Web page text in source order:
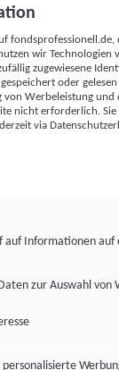
Werbeleistung
(z. B. login-
mit anderen
usw.) auf
werden, um es
einer Webseite
hier aufgeführten
wir Technologien
zugewiesene
oder
Werbeleistung
nicht erforderlich.
via
auf Informationen auf
zur Auswahl von